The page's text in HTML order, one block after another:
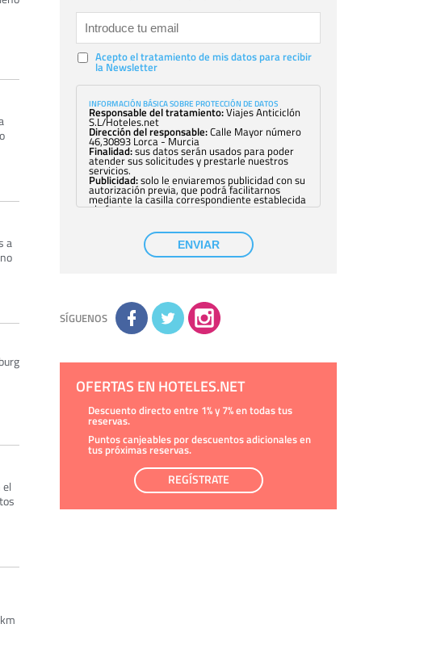
a
el
Acepto el tratamiento de mis datos para recibir
la Newsletter
INFORMACIÓN BÁSICA SOBRE PROTECCIÓN DE DATOS
Responsable del tratamiento:Viajes Anticiclón
S.L/Hoteles.net
Dirección del responsable:Calle Mayor número
46,30893 Lorca - Murcia
Finalidad:sus datos serán usados para poder
atender sus solicitudes y prestarle nuestros
servicios.
Publicidad:solo le enviaremos publicidad con su
autorización previa, que podrá facilitarnos
mediante la casilla correspondiente establecida
al efecto.
con su consentimiento previo, que podrá
facilitarnos mediante la casilla correspondiente
establecida al efecto.
Destinatarios:con carácter general, sólo el
Derechos:tiene derecho a saber qué
información tenemos sobre usted, corregirla y
eliminarla, tal y como se explica en la
información adicional disponible en nuestra
la información adicional y detallada sobre cómo
ENVIAR
SÍGUENOS
OFERTAS EN HOTELES.NET
Descuento directo entre 1% y 7% en todas tus
reservas.
Puntos canjeables por descuentos adicionales en
tus próximas reservas.
REGÍSTRATE